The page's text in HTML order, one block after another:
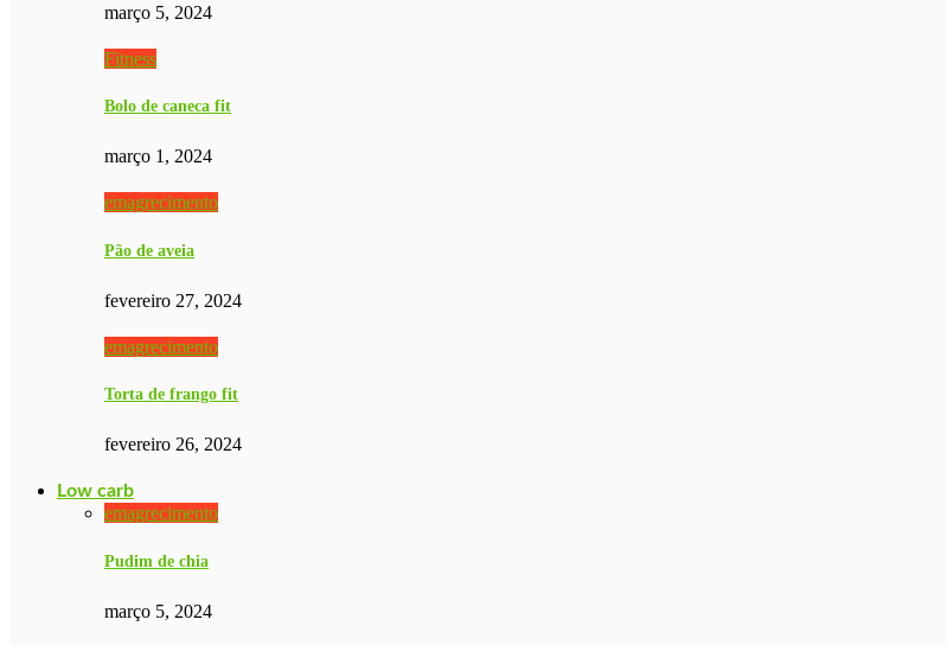
março 5, 2024
Fitness
Bolo de caneca fit
março 1, 2024
emagrecimento
Pão de aveia
fevereiro 27, 2024
emagrecimento
Torta de frango fit
fevereiro 26, 2024
Low carb
emagrecimento
Pudim de chia
março 5, 2024